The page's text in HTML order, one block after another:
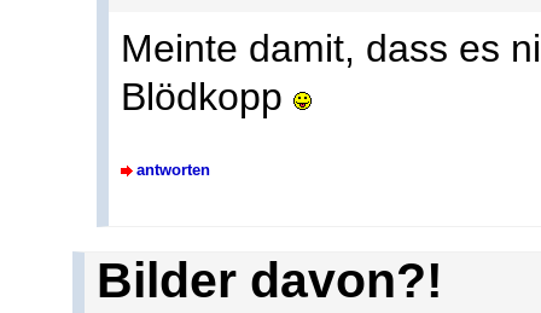
Meinte damit, dass es
Blödkopp
antworten
Bilder davon?!